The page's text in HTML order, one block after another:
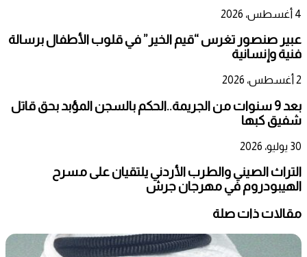
4 أغسطس، 2026
عبير صنصور تغرس “قيم الخير” في قلوب الأطفال برسالة
فنية وإنسانية
2 أغسطس، 2026
بعد 9 سنوات من الجريمة..الحكم بالسجن المؤبد بحق قاتل
شفيق كبها
30 يوليو، 2026
التراث الصيني والطرب الأردني يلتقيان على مسرح
الهيبودروم في مهرجان جرش
مقالات ذات صلة